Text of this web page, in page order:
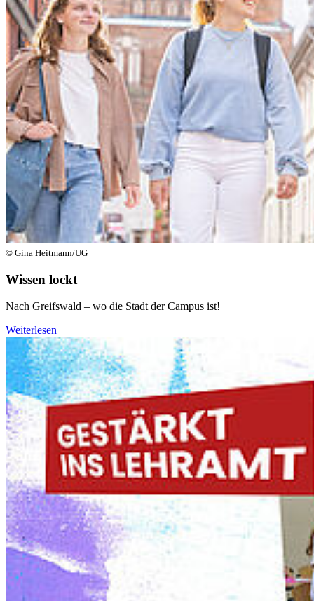
© Gina Heitmann/UG
Wissen lockt
Nach Greifswald – wo die Stadt der Campus ist!
Weiterlesen
Weiter
Go to slide 1
Go to slide 2
Go to slide 3
Go to slide 4
Go to slide 5
Go to slide 6
Aktuelle Medieninformationen und
Veranstaltungen der Universität
Greifswald
05.08.2026
Hoffnung in Zeiten der Klimamüdigkeit: Neun
Erfolgsgeschichten aus Mooren weltweit